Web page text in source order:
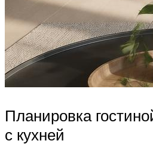
Планировка
с кухней